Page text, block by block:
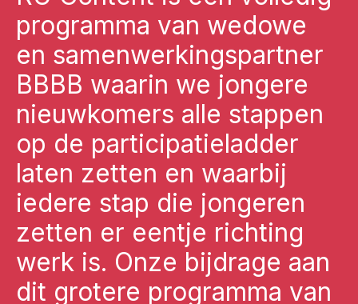
programma van wedowe
en samenwerkingspartner
BBBB waarin we jongere
nieuwkomers alle stappen
op de participatieladder
laten zetten en waarbij
iedere stap die jongeren
zetten er eentje richting
werk is. Onze bijdrage aan
dit grotere programma van